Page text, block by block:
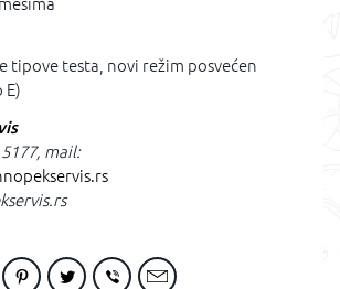
tipove testa, novi režim posvećen
E)
mail: